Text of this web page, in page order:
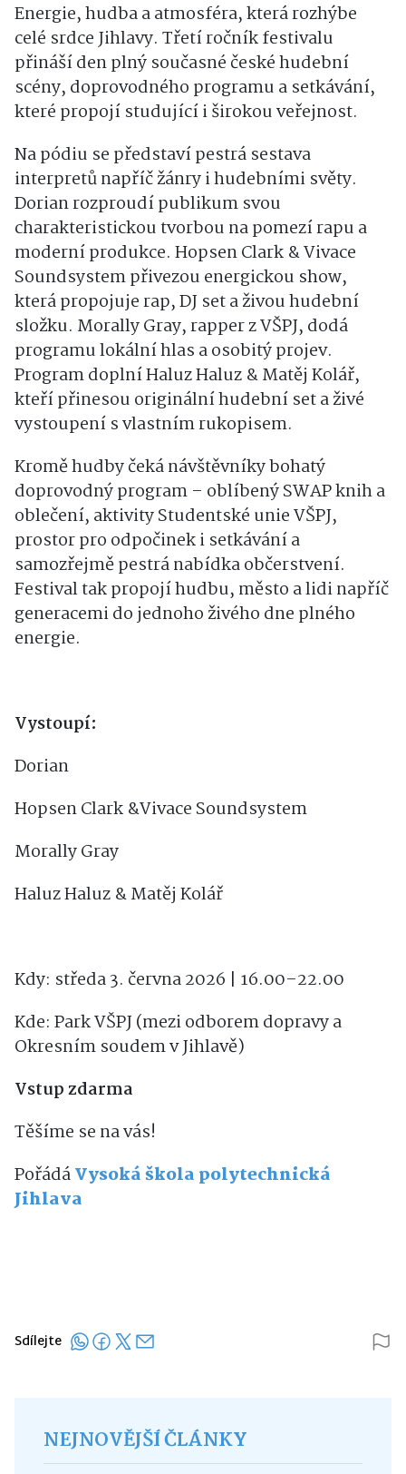
Energie, hudba a atmosféra, která rozhýbe
celé srdce Jihlavy. Třetí ročník festivalu
přináší den plný současné české hudební
scény, doprovodného programu a setkávání,
které propojí studující i širokou veřejnost.
Na pódiu se představí pestrá sestava
interpretů napříč žánry i hudebními světy.
Dorian rozproudí publikum svou
charakteristickou tvorbou na pomezí rapu a
moderní produkce. Hopsen Clark & Vivace
Soundsystem přivezou energickou show,
která propojuje rap, DJ set a živou hudební
složku. Morally Gray, rapper z VŠPJ, dodá
programu lokální hlas a osobitý projev.
Program doplní Haluz Haluz & Matěj Kolář,
kteří přinesou originální hudební set a živé
vystoupení s vlastním rukopisem.
Kromě hudby čeká návštěvníky bohatý
doprovodný program – oblíbený SWAP knih a
oblečení, aktivity Studentské unie VŠPJ,
prostor pro odpočinek i setkávání a
samozřejmě pestrá nabídka občerstvení.
Festival tak propojí hudbu, město a lidi napříč
generacemi do jednoho živého dne plného
energie.
Vystoupí:
Dorian
Hopsen Clark &Vivace Soundsystem
Morally Gray
Haluz Haluz & Matěj Kolář
Kdy: středa 3. června 2026 | 16.00–22.00
Kde: Park VŠPJ (mezi odborem dopravy a
Okresním soudem v Jihlavě)
Vstup zdarma
Těšíme se na vás!
PořádáVysoká škola polytechnická
Jihlava
Sdílejte
NEJNOVĚJŠÍ ČLÁNKY